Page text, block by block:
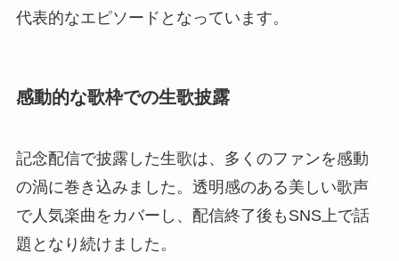
代表的なエピソードとなっています。
感動的な歌枠での生歌披露
記念配信で披露した生歌は、多くのファンを感動
の渦に巻き込みました。透明感のある美しい歌声
で人気楽曲をカバーし、配信終了後もSNS上で話
題となり続けました。